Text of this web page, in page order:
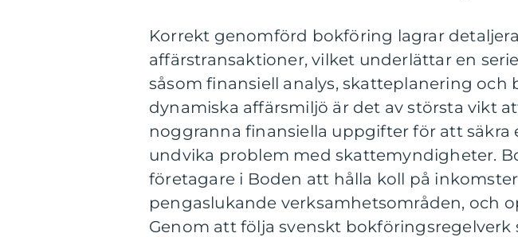
Korrekt genomförd bokföring lagrar
affärstransaktioner, vilket underlättar en
såsom finansiell analys, skatteplanering och
dynamiska affärsmiljö är det av största vikt
noggranna finansiella uppgifter för att säkra
undvika problem med skattemyndigheter.
företagare i Boden att hålla koll på
pengaslukande verksamhetsområden, och
Genom att följa svenskt bokföringsregelverk